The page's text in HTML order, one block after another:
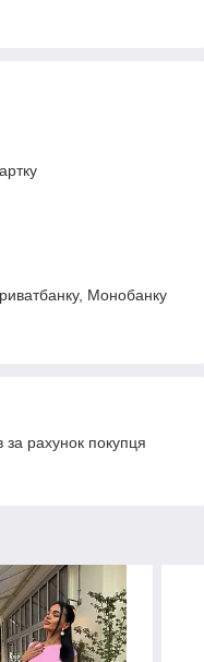
Монобанку
рахунок покупця